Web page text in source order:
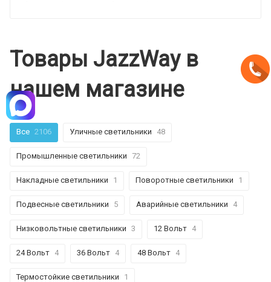
Товары JazzWay в
нашем магазине
Все 2106 Уличные светильники 48
Промышленные светильники 72
Накладные светильники 1 Поворотные светильники 1
Подвесные светильники 5 Аварийные светильники 4
Низковольтные светильники 3 12 Вольт 4
24 Вольт 4 36 Вольт 4 48 Вольт 4
Термостойкие светильники 1